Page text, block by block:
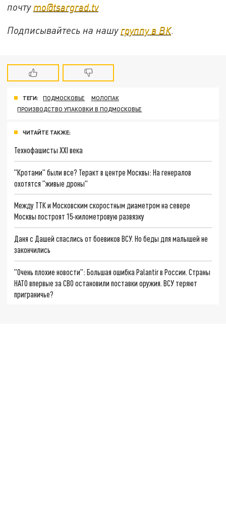
почту mo@tsargrad.tv
Подписывайтесь на нашу группу в ВК.
ТЕГИ: ПОДМОСКОВЬЕ
МОЛОПАК
ПРОИЗВОДСТВО УПАКОВКИ В ПОДМОСКОВЬЕ
ЧИТАЙТЕ ТАКЖЕ:
Технофашисты XXI века
"Кротами" были все? Теракт в центре Москвы: На генералов
охотятся "живые дроны"
Между ТТК и Московским скоростным диаметром на севере
Москвы построят 15-километровую развязку
Даня с Дашей спаслись от боевиков ВСУ. Но беды для малышей не
закончились
"Очень плохие новости": Большая ошибка Palantir в России. Страны
НАТО впервые за СВО остановили поставки оружия. ВСУ теряют
приграничье?